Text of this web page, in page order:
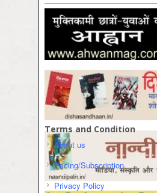
Terms and Condition
About us
Pricing/Subscription
Privacy Policy